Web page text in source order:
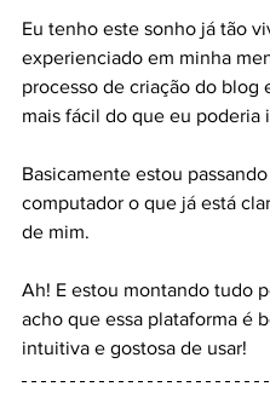
Eu tenho este sonho já tão
experienciado em minha
processo de criação do blog
mais fácil do que eu poderia
Basicamente estou
computador o que já está
de mim.
Ah! E estou montando tudo
acho que essa plataforma é
intuitiva e gostosa de usar!